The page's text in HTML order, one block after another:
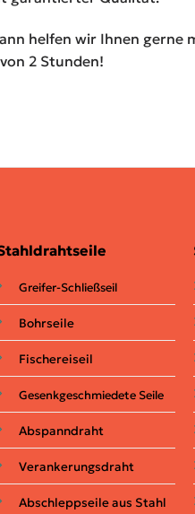
helfen wir Ihnen gerne
2 Stunden!
Greifer-Schließseil
Bohrseile
Fischereiseil
Gesenkgeschmiedete Seile
Abspanndraht
Verankerungsdraht
Abschleppseile aus Stahl